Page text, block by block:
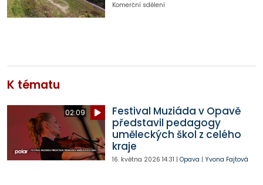
Komerční sdělení
K tématu
02:09
Festival Muziáda v Opavě
představil pedagogy
uměleckých škol z celého
kraje
16. května 2026 14:31 | Opava | Yvona Fajtová